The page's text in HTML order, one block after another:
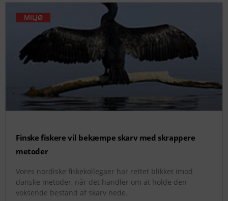
MILJØ
Finske fiskere vil bekæmpe skarv med skrappere
metoder
Vores nordiske fiskekollegaer har rettet blikket imod
danske metoder, når det handler om at holde den
voksende bestand af skarv nede.